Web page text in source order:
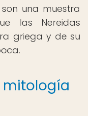
una muestra
las Nereidas
griega y de su
mitología